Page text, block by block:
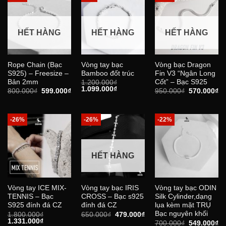
HẾT HÀNG
Rope Chain (Bạc
S925) – Freesize –
Bản 2mm
800.000₫ Giá
599.000₫Giá
599.000₫.
HẾT HÀNG
Vòng tay bạc
Bamboo đốt trúc
1.200.000₫
Giá
1.099.000₫Giá
1.099.000₫.
HẾT HÀNG
Vòng bạc Dragon
Fin V3 “Ngân Long
Cốt” – Bạc S925
950.000₫ Giá
570.000₫
-26%
Vòng tay ICE MIX-
TENNIS – Bạc
S925 đính đá CZ
1.800.000₫
Giá
1.331.000₫Giá
-26%
HẾT HÀNG
Vòng tay bạc IRIS
CROSS – Bạc s925
đính đá CZ
650.000₫ Giá
479.000₫Giá
hiện
-22%
Vòng tay bạc ODIN
Silk Cylinder,dạng
lụa kèm mặt TRỤ
Bạc nguyên khối
700.000₫ Giá
549.000₫